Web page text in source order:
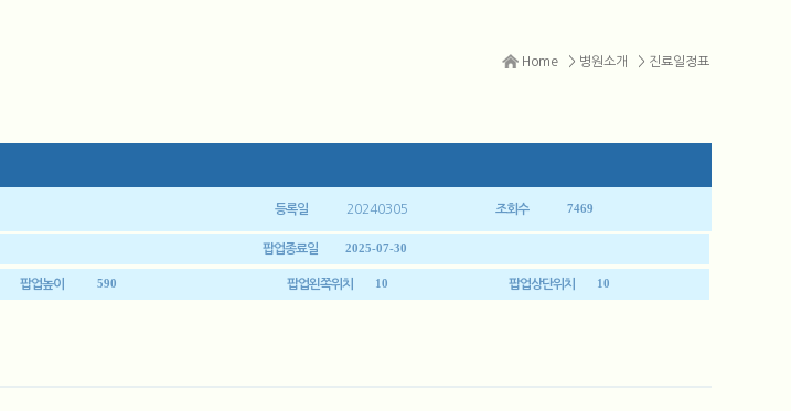
Home > 병원소개 > 진료일정표
등록일 20240305 조회수 7469
팝업종료일 2025-07-30
팝업높이 590 팝업왼쪽위치 10 팝업상단위치 10